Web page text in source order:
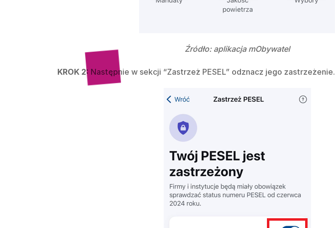
Źródło: aplikacja mObywatel
KROK 2: Następnie w sekcji “Zastrzeż PESEL” odznacz jego zastrzeżenie.